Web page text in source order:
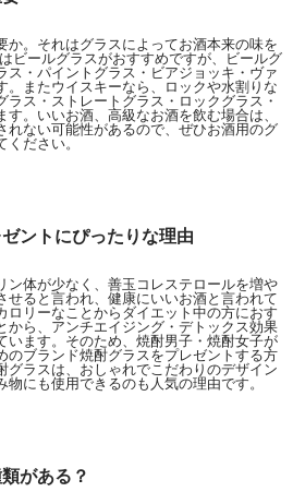
か。それはグラスによってお酒本来の味を
ビールグラスがおすすめですが、ビールグ
ス・パイントグラス・ビアジョッキ・ヴァ
。またウイスキーなら、ロックや水割りな
ラス・ストレートグラス・ロックグラス・
。いいお酒、高級なお酒を飲む場合は、
れない可能性があるので、ぜひお酒用のグ
ださい。
ントにぴったりな理由
ン体が少なく、善玉コレステロールを増や
せると言われ、健康にいいお酒と言われて
ロリーなことからダイエット中の方におす
から、アンチエイジング・デトックス効果
います。そのため、焼酎男子・焼酎女子が
のブランド焼酎グラスをプレゼントする方
グラスは、おしゃれでこだわりのデザイン
にも使用できるのも人気の理由です。
がある？